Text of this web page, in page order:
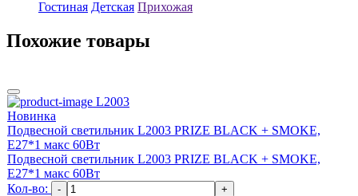
Гостиная Детская Прихожая
Похожие товары
L2003
Новинка
Подвесной светильник L2003 PRIZE BLACK + SMOKE,
E27*1 макс 60Вт
Подвесной светильник L2003 PRIZE BLACK + SMOKE,
E27*1 макс 60Вт
Кол-во:
- +